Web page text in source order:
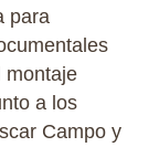
para
montaje
a los
Campo y